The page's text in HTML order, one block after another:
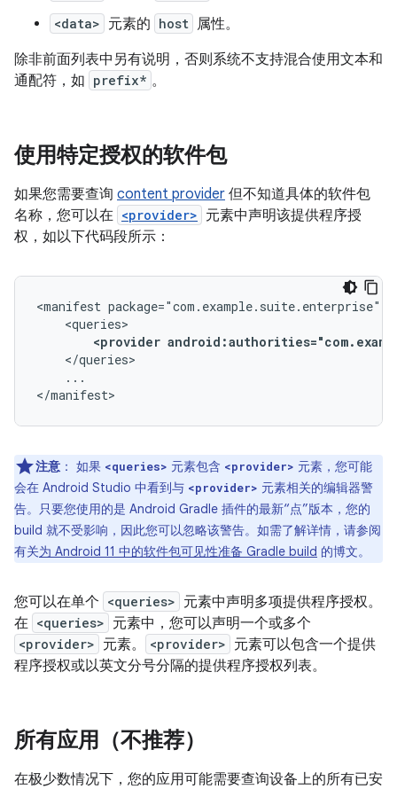
<data> 元素的 host 属性。
除非前面列表中另有说明，否则系统不支持混合使用文本和
通配符，如 prefix* 。
使用特定授权的软件包
如果您需要查询 content provider 但不知道具体的软件包
名称，您可以在 <provider> 元素中声明该提供程序授
权，如以下代码段所示：
<manifest
<provider
...
</manifest>
注意 ： 如果 <queries> 元素包含 <provider> 元素，您可能
会在 Android Studio 中看到与 <provider> 元素相关的编辑器警
告。只要您使用的是 Android Gradle 插件的最新“点”版本，您的
build 就不受影响，因此您可以忽略该警告。如需了解详情，请参阅
有关为 Android 11 中的软件包可见性准备 Gradle build 的博文。
您可以在单个 <queries> 元素中声明多项提供程序授权。
在 <queries> 元素中，您可以声明一个或多个
<provider> 元素。 <provider> 元素可以包含一个提供
程序授权或以英文分号分隔的提供程序授权列表。
所有应用（不推荐）
在极少数情况下，您的应用可能需要查询设备上的所有已安